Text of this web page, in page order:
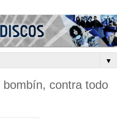
▼
contra todo